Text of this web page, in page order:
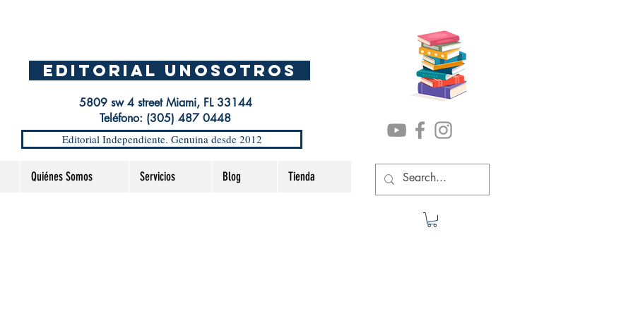
EDITORIAL UnosOtros
5809 sw 4 street Miami, FL 33144
Teléfono: (305) 487 0448
Editorial Independiente. Genuina desde 2012
Quiénes Somos Servicios Blog Tienda